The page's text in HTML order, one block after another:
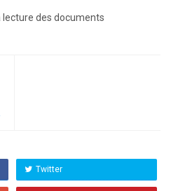
des documents
Twitter